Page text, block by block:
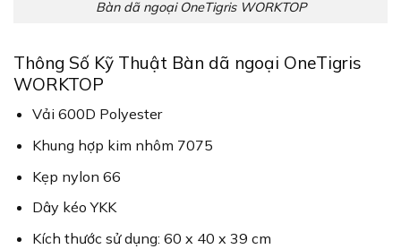
Bàn dã ngoại OneTigris WORKTOP
Thông Số Kỹ Thuật Bàn dã ngoại OneTigris
WORKTOP
Vải 600D Polyester
Khung hợp kim nhôm 7075
Kẹp nylon 66
Dây kéo YKK
Kích thước sử dụng: 60 x 40 x 39 cm